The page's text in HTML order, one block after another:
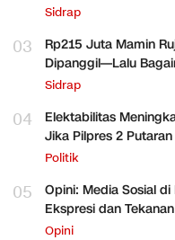
Sidrap
03
Rp215 Juta Mamin
Dipanggil—Lalu
Sidrap
04
Elektabilitas
Jika Pilpres 2 Putaran
Politik
05
Opini: Media Sosial
Ekspresi dan
Opini